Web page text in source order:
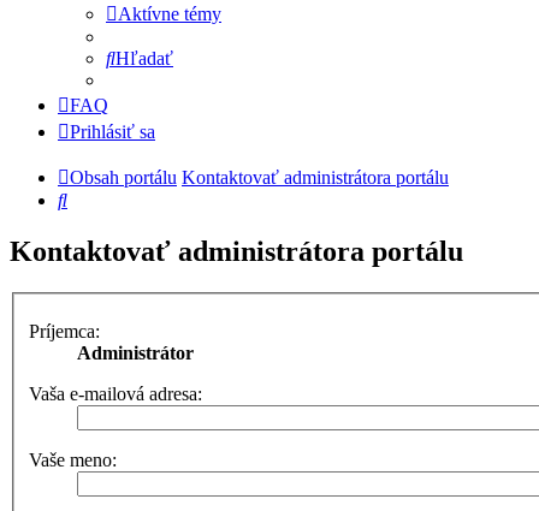
Aktívne témy
Hľadať
FAQ
Prihlásiť sa
Obsah portálu Kontaktovať administrátora portálu
Hľadať
Kontaktovať administrátora portálu
Príjemca:
Administrátor
Vaša e-mailová adresa:
Vaše meno: